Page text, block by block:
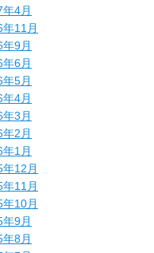
4月
年11月
9月
6月
5月
4月
3月
2月
1月
年12月
年11月
年10月
9月
8月